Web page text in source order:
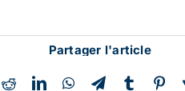
Partager l'article